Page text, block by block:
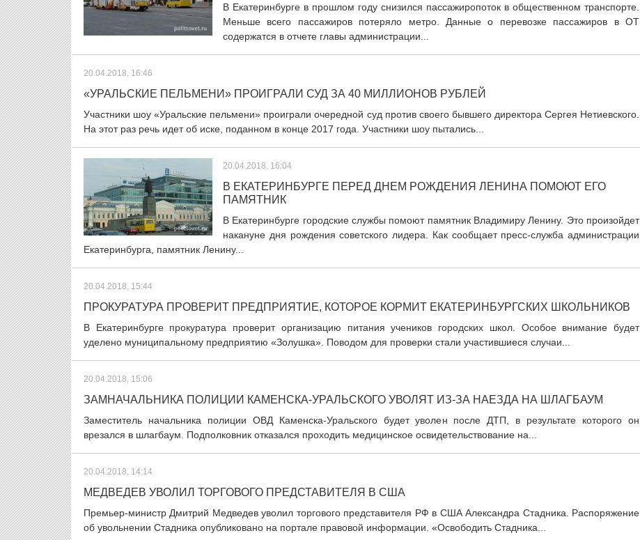
В Екатеринбурге в прошлом году снизился пассажиропоток в общественном транспорте.
Меньше всего пассажиров потеряло метро. Данные о перевозке пассажиров в ОТ
содержатся в отчете главы администрации...
20.04.2018, 16:46
«УРАЛЬСКИЕ ПЕЛЬМЕНИ» ПРОИГРАЛИ СУД ЗА 40 МИЛЛИОНОВ РУБЛЕЙ
Участники шоу «Уральские пельмени» проиграли очередной суд против своего бывшего директора Сергея Нетиевского.
На этот раз речь идет об иске, поданном в конце 2017 года. Участники шоу пытались...
20.04.2018, 16:04
В ЕКАТЕРИНБУРГЕ ПЕРЕД ДНЕМ РОЖДЕНИЯ ЛЕНИНА ПОМОЮТ ЕГО
ПАМЯТНИК
В Екатеринбурге городские службы помоют памятник Владимиру Ленину. Это произойдет
накануне дня рождения советского лидера. Как сообщает пресс-служба администрации
Екатеринбурга, памятник Ленину...
20.04.2018, 15:44
ПРОКУРАТУРА ПРОВЕРИТ ПРЕДПРИЯТИЕ, КОТОРОЕ КОРМИТ ЕКАТЕРИНБУРГСКИХ ШКОЛЬНИКОВ
В Екатеринбурге прокуратура проверит организацию питания учеников городских школ. Особое внимание будет
уделено муниципальному предприятию «Золушка». Поводом для проверки стали участившиеся случаи...
20.04.2018, 15:06
ЗАМНАЧАЛЬНИКА ПОЛИЦИИ КАМЕНСКА-УРАЛЬСКОГО УВОЛЯТ ИЗ-ЗА НАЕЗДА НА ШЛАГБАУМ
Заместитель начальника полиции ОВД Каменска-Уральского будет уволен после ДТП, в результате которого он
врезался в шлагбаум. Подполковник отказался проходить медицинское освидетельствование на...
20.04.2018, 14:14
МЕДВЕДЕВ УВОЛИЛ ТОРГОВОГО ПРЕДСТАВИТЕЛЯ В США
Премьер-министр Дмитрий Медведев уволил торгового представителя РФ в США Александра Стадника. Распоряжение
об увольнении Стадника опубликовано на портале правовой информации. «Освободить Стадника...